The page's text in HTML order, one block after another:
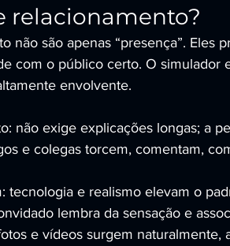
relacionamento?
não são apenas “presença”. Eles
com o público certo. O simulador
envolvente.
não exige explicações longas; a
e colegas torcem, comentam,
tecnologia e realismo elevam o
lembra da sensação e
e vídeos surgem naturalmente,